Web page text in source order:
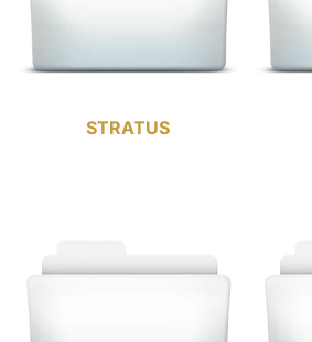
STRATUS